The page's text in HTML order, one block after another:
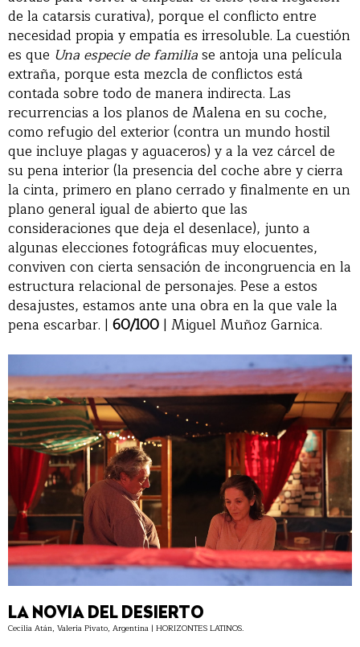
de la catarsis curativa), porque el conflicto entre
necesidad propia y empatía es irresoluble. La cuestión
es que Una especie de familiase antoja una película
extraña, porque esta mezcla de conflictos está
contada sobre todo de manera indirecta. Las
recurrencias a los planos de Malena en su coche,
como refugio del exterior (contra un mundo hostil
que incluye plagas y aguaceros) y a la vez cárcel de
su pena interior (la presencia del coche abre y cierra
la cinta, primero en plano cerrado y finalmente en un
plano general igual de abierto que las
consideraciones que deja el desenlace), junto a
algunas elecciones fotográficas muy elocuentes,
conviven con cierta sensación de incongruencia en la
estructura relacional de personajes. Pese a estos
desajustes, estamos ante una obra en la que vale la
pena escarbar. | 60/100 | Miguel Muñoz Garnica.
LA NOVIA DEL DESIERTO
Cecilia Atán, Valeria Pivato, Argentina | HORIZONTES LATINOS.